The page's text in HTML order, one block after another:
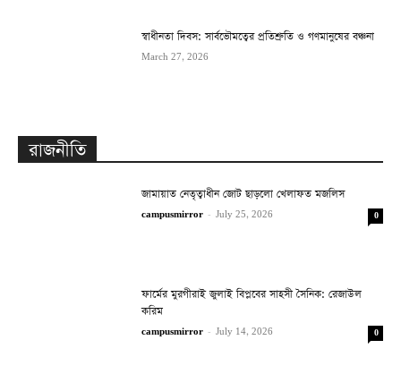
স্বাধীনতা দিবস: সার্বভৌমত্বের প্রতিশ্রুতি ও গণমানুষের বঞ্চনা
March 27, 2026
রাজনীতি
জামায়াত নেতৃত্বাধীন জোট ছাড়লো খেলাফত মজলিস
campusmirror - July 25, 2026 0
ফার্মের মুরগীরাই জুলাই বিপ্লবের সাহসী সৈনিক: রেজাউল
করিম
campusmirror - July 14, 2026 0